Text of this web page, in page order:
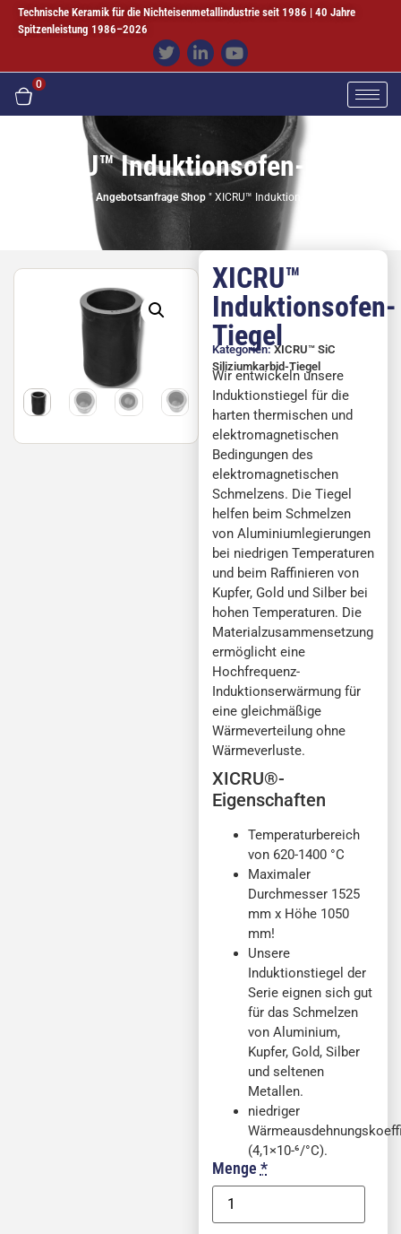
Technische Keramik für die Nichteisenmetallindustrie seit 1986 | 40 Jahre
Spitzenleistung 1986–2026
0
XICRU™ Induktionsofen-Tiegel
"Angebotsanfrage Shop " XICRU™ Induktionsofen-Tiegel
XICRU™
Induktionsofen-
Tiegel
Kategorien:XICRU™ SiC
Siliziumkarbid-Tiegel
Wir entwickeln unsere
Induktionstiegel für die
harten thermischen und
elektromagnetischen
Bedingungen des
elektromagnetischen
Schmelzens. Die Tiegel
helfen beim Schmelzen
von Aluminiumlegierungen
bei niedrigen Temperaturen
und beim Raffinieren von
Kupfer, Gold und Silber bei
hohen Temperaturen. Die
Materialzusammensetzung
ermöglicht eine
Hochfrequenz-
Induktionserwärmung für
eine gleichmäßige
Wärmeverteilung ohne
Wärmeverluste.
XICRU®-
Eigenschaften
Temperaturbereich
von 620-1400 °C
Maximaler
Durchmesser 1525
mm x Höhe 1050
mm!
Unsere
Induktionstiegel der
Serie eignen sich gut
für das Schmelzen
von Aluminium,
Kupfer, Gold, Silber
und seltenen
Metallen.
niedriger
(4,1×10-⁶/°C).
Menge *